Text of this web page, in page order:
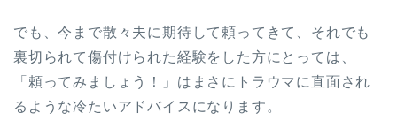
でも、今まで散々夫に期待して頼ってきて、それでも
裏切られて傷付けられた経験をした方にとっては、
「頼ってみましょう！」はまさにトラウマに直面され
るような冷たいアドバイスになります。